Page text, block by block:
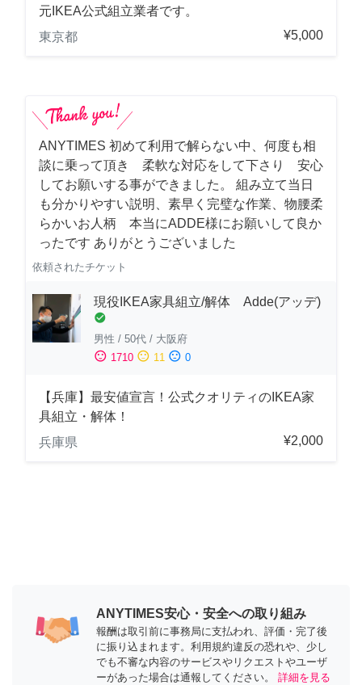
元IKEA公式組立業者です。
東京都
¥5,000
ANYTIMES 初めて利用で解らない中、何度も相
談に乗って頂き 柔軟な対応をして下さり 安心
してお願いする事ができました。 組み立て当日
も分かりやすい説明、素早く完璧な作業、物腰柔
らかいお人柄 本当にADDE様にお願いして良か
ったです ありがとうございました
依頼されたチケット
現役IKEA家具組立/解体 Adde(アッデ)
check_circle
男性 / 50代 / 大阪府
sentiment_satisfied 1710 sentiment_neutral 11 sentiment_dissatisfied 0
【兵庫】最安値宣言！公式クオリティのIKEA家
具組立・解体！
兵庫県
¥2,000
ANYTIMES安心・安全への取り組み
報酬は取引前に事務局に支払われ、評価・完了後
に振り込まれます。利用規約違反の恐れや、少し
でも不審な内容のサービスやリクエストやユーザ
ーがあった場合は通報してください。
詳細を見る